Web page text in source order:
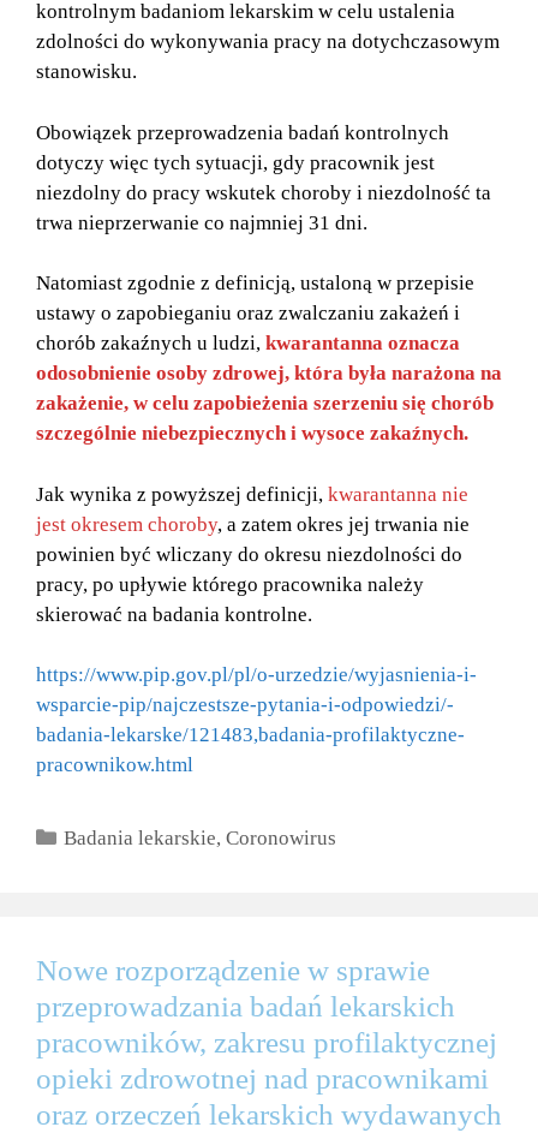
kontrolnym badaniom lekarskim w celu ustalenia
zdolności do wykonywania pracy na dotychczasowym
stanowisku.
Obowiązek przeprowadzenia badań kontrolnych
dotyczy więc tych sytuacji, gdy pracownik jest
niezdolny do pracy wskutek choroby i niezdolność ta
trwa nieprzerwanie co najmniej 31 dni.
Natomiast zgodnie z definicją, ustaloną w przepisie
ustawy o zapobieganiu oraz zwalczaniu zakażeń i
chorób zakaźnych u ludzi, kwarantanna oznacza
odosobnienie osoby zdrowej, która była narażona na
zakażenie, w celu zapobieżenia szerzeniu się chorób
szczególnie niebezpiecznych i wysoce zakaźnych.
Jak wynika z powyższej definicji, kwarantanna nie
jest okresem choroby, a zatem okres jej trwania nie
powinien być wliczany do okresu niezdolności do
pracy, po upływie którego pracownika należy
skierować na badania kontrolne.
https://www.pip.gov.pl/pl/o-urzedzie/wyjasnienia-i-
wsparcie-pip/najczestsze-pytania-i-odpowiedzi/-
badania-lekarske/121483,badania-profilaktyczne-
pracownikow.html
Kategorie
Badania lekarskie,Coronowirus
Nowe rozporządzenie w sprawie
przeprowadzania badań lekarskich
pracowników, zakresu profilaktycznej
opieki zdrowotnej nad pracownikami
oraz orzeczeń lekarskich wydawanych